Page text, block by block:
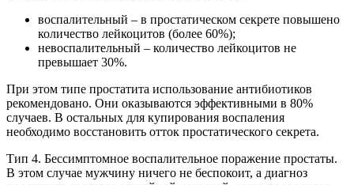
воспалительный – в простатическом секрете повышено
количество лейкоцитов (более 60%);
невоспалительный – количество лейкоцитов не
превышает 30%.
При этом типе простатита использование антибиотиков
рекомендовано. Они оказываются эффективными в 80%
случаев. В остальных для купирования воспаления
необходимо восстановить отток простатического секрета.
Тип 4. Бессимптомное воспалительное поражение простаты.
В этом случае мужчину ничего не беспокоит, а диагноз